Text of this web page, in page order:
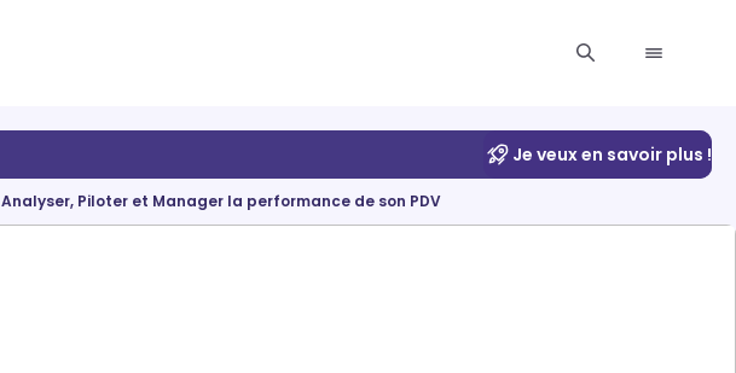
Je veux en savoir plus !
Analyser, Piloter et Manager la performance de son PDV